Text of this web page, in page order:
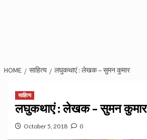
HOME साहित्य लघुकथाएं : लेखक – सुमन कुमार
साहित्य
लघुकथाएं : लेखक – सुमन कुमार
October 5, 2018 0